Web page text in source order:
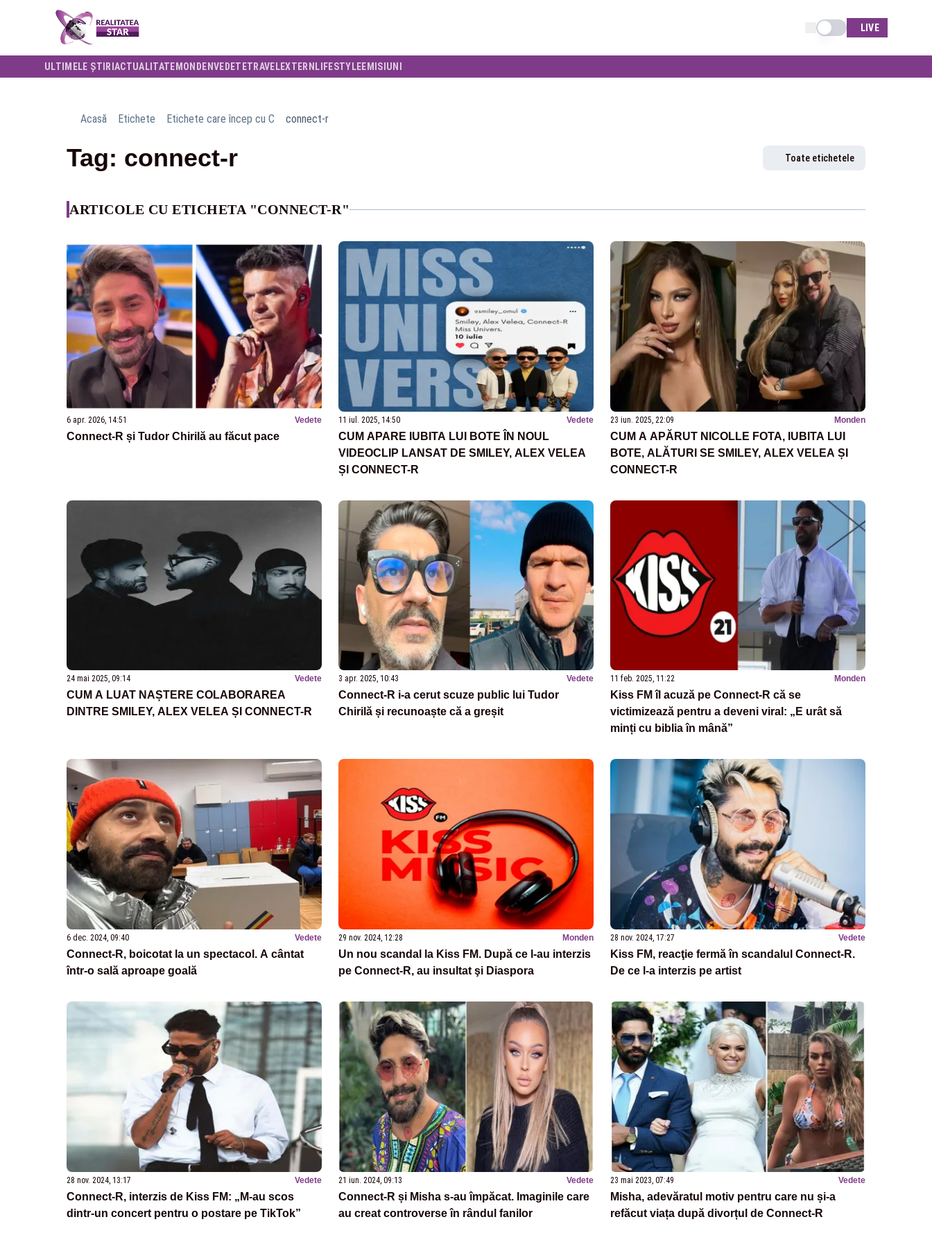
Schimba tema
LIVE
ULTIMELE ȘTIRI ACTUALITATE MONDENVEDETETRAVELEXTERN LIFESTYLEEMISIUNI
Acasă Etichete Etichete care încep cu C connect-r
Tag: connect-r Toate etichetele
ARTICOLE CU ETICHETA "CONNECT-R"
6 apr. 2026, 14:51 Vedete
Connect-R și Tudor Chirilă au făcut pace
11 iul. 2025, 14:50 Vedete
CUM APARE IUBITA LUI BOTE ÎN NOUL
VIDEOCLIP LANSAT DE SMILEY, ALEX VELEA
ȘI CONNECT-R
23 iun. 2025, 22:09 Monden
CUM A APĂRUT NICOLLE FOTA, IUBITA LUI
BOTE, ALĂTURI SE SMILEY, ALEX VELEA ȘI
CONNECT-R
24 mai 2025, 09:14 Vedete
CUM A LUAT NAȘTERE COLABORAREA
DINTRE SMILEY, ALEX VELEA ȘI CONNECT-R
3 apr. 2025, 10:43 Vedete
Connect-R i-a cerut scuze public lui Tudor
Chirilă și recunoaște că a greșit
11 feb. 2025, 11:22 Monden
Kiss FM îl acuză pe Connect-R că se
victimizează pentru a deveni viral: „E urât să
minți cu biblia în mână”
6 dec. 2024, 09:40 Vedete
Connect-R, boicotat la un spectacol. A cântat
într-o sală aproape goală
29 nov. 2024, 12:28 Monden
Un nou scandal la Kiss FM. După ce l-au interzis
pe Connect-R, au insultat şi Diaspora
28 nov. 2024, 17:27 Vedete
Kiss FM, reacţie fermă în scandalul Connect-R.
De ce l-a interzis pe artist
28 nov. 2024, 13:17 Vedete
Connect-R, interzis de Kiss FM: „M-au scos
dintr-un concert pentru o postare pe TikTok”
21 iun. 2024, 09:13 Vedete
Connect-R și Misha s-au împăcat. Imaginile care
au creat controverse în rândul fanilor
23 mai 2023, 07:49 Vedete
Misha, adevăratul motiv pentru care nu și-a
refăcut viața după divorțul de Connect-R